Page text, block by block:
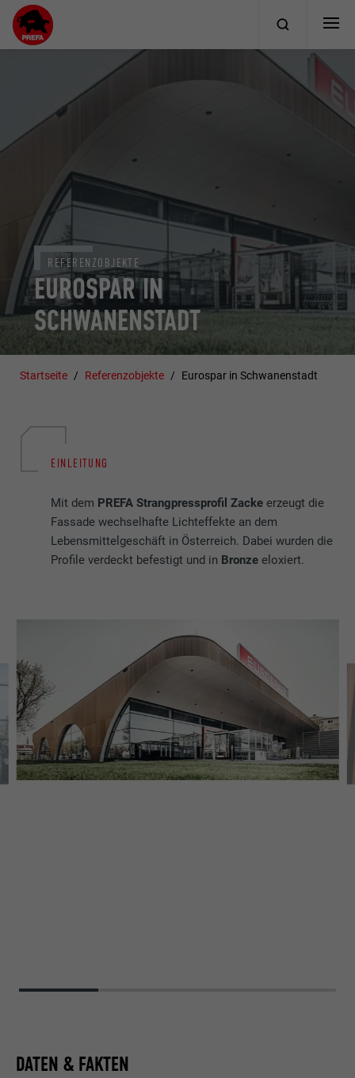
EUROSPAR IN
SCHWANENSTADT
REFERENZOBJEKTE
Startseite Referenzobjekte Eurospar in Schwanenstadt
EINLEITUNG
Mit dem PREFA Strangpressprofil Zacke erzeugt die
Fassade wechselhafte Lichteffekte an dem
Lebensmittelgeschäft in Österreich. Dabei wurden die
Profile verdeckt befestigt und in Bronze eloxiert.
DATEN & FAKTEN